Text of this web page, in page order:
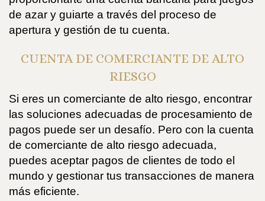
de azar y guiarte a través del proceso de
apertura y gestión de tu cuenta.
CUENTA DE COMERCIANTE DE ALTO
RIESGO
Si eres un comerciante de alto riesgo, encontrar
las soluciones adecuadas de procesamiento de
pagos puede ser un desafío. Pero con la cuenta
de comerciante de alto riesgo adecuada,
puedes aceptar pagos de clientes de todo el
mundo y gestionar tus transacciones de manera
más eficiente.